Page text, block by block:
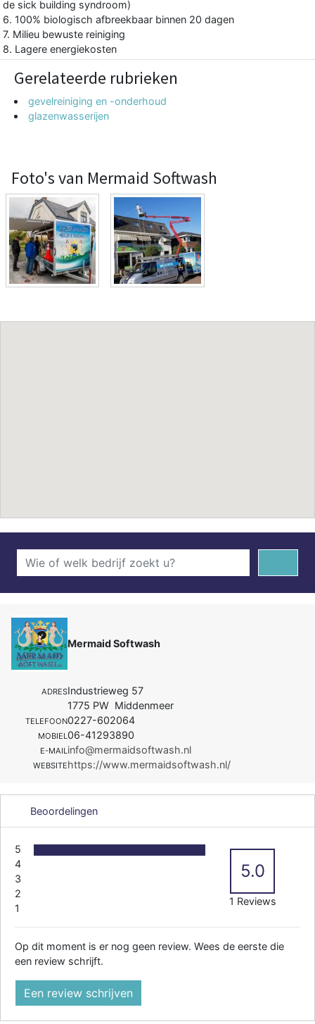
de sick building syndroom)
6. 100% biologisch afbreekbaar binnen 20 dagen
7. Milieu bewuste reiniging
8. Lagere energiekosten
Gerelateerde rubrieken
gevelreiniging en -onderhoud
glazenwasserijen
Foto's van Mermaid Softwash
Mermaid Softwash
ADRESIndustrieweg 57
1775 PW Middenmeer
TELEFOON0227-602064
MOBIEL06-41293890
E-MAILinfo@mermaidsoftwash.nl
WEBSITEhttps://www.mermaidsoftwash.nl/
Beoordelingen
5
4
3
2
1
5.0
1 Reviews
Op dit moment is er nog geen review. Wees de eerste die
een review schrijft.
Een review schrijven